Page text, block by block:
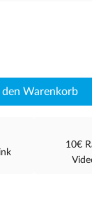
den Warenkorb
10€